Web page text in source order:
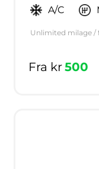
A/C
Unlimited milage /
Fra kr500